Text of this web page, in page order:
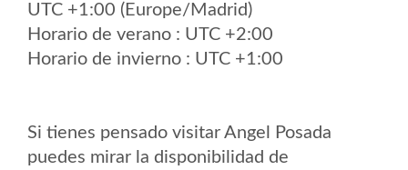
UTC +1:00 (Europe/Madrid)
Horario de verano : UTC +2:00
Horario de invierno : UTC +1:00
Si tienes pensado visitar Angel Posada
puedes mirar la disponibilidad de